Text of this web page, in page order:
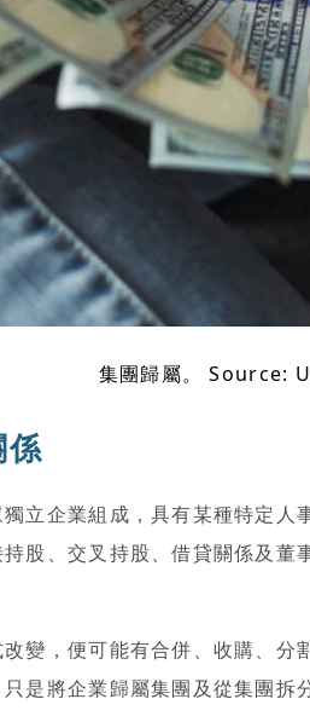
集團歸屬。 Source:
係
立企業組成，具有某種特定
股、交叉持股、借貸關係及董
變，便可能有合併、收購、分
是將企業歸屬集團及從集團